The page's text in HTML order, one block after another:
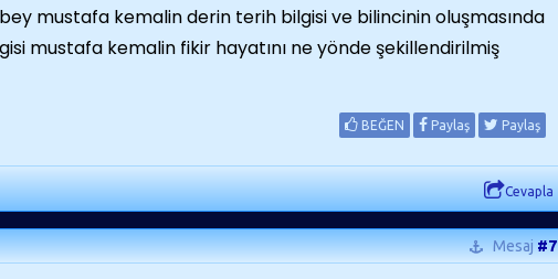
mustafa kemalin derin terih bilgisi ve bilincinin oluşmasında
mustafa kemalin fikir hayatını ne yönde şekillendirilmiş
BEĞEN Paylaş Paylaş
Cevapla
Mesaj#7